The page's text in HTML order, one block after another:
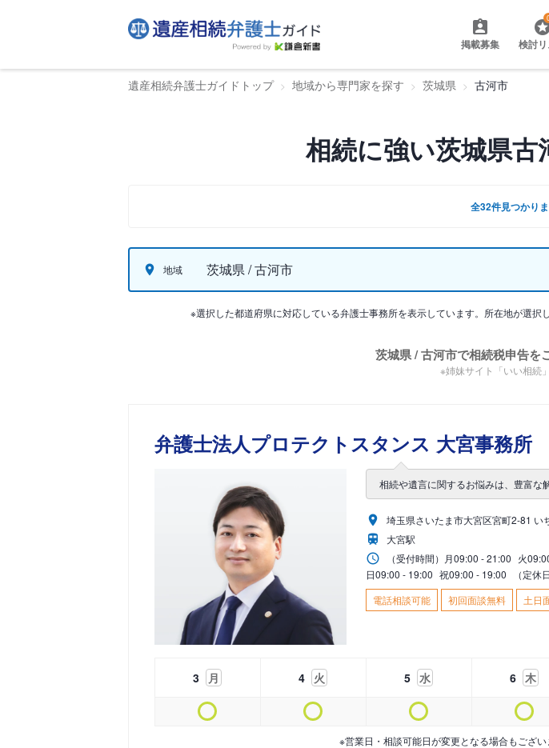
掲載募集 検討リ
遺産相続弁護士ガイドトップ 地域から専門家を探す 茨城県 古河市
相続に強い茨城県古
全32件見つかりま
地域 茨城県 / 古河市
※選択した都道府県に対応している弁護士事務所を表示しています。所在地が選択
茨城県 / 古河市で相続税申告を
※姉妹サイト「いい相続
弁護士法人プロテクトスタンス 大宮事務所
相続や遺言に関するお悩みは、豊富な
埼玉県さいたま市大宮区宮町2-81 い
大宮駅
（受付時間） 月09:00 - 21:00 火
日09:00 - 19:00 祝09:00 - 19:00
（定休
電話相談可能
初回面談無料 土日
3 月 4 火 5 水 6 木
※営業日・相談可能日が変更となる場合もござい